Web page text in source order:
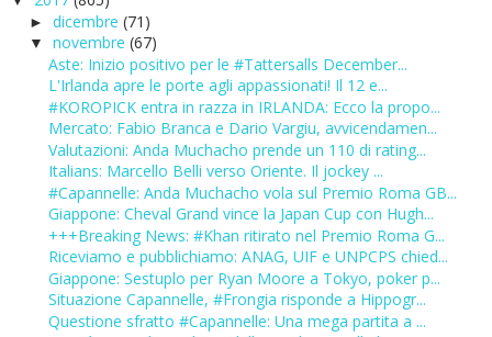
► dicembre (71)
▼ novembre (67)
Aste: Inizio positivo per le #Tattersalls December...
L'Irlanda apre le porte agli appassionati! Il 12 e...
#KOROPICK entra in razza in IRLANDA: Ecco la propo...
Mercato: Fabio Branca e Dario Vargiu, avvicendamen...
Valutazioni: Anda Muchacho prende un 110 di rating...
Italians: Marcello Belli verso Oriente. Il jockey ...
#Capannelle: Anda Muchacho vola sul Premio Roma GB...
Giappone: Cheval Grand vince la Japan Cup con Hugh...
+++Breaking News: #Khan ritirato nel Premio Roma G...
Riceviamo e pubblichiamo: ANAG, UIF e UNPCPS chied...
Giappone: Sestuplo per Ryan Moore a Tokyo, poker p...
Situazione Capannelle, #Frongia risponde a Hippogr...
Questione sfratto #Capannelle: Una mega partita a ...